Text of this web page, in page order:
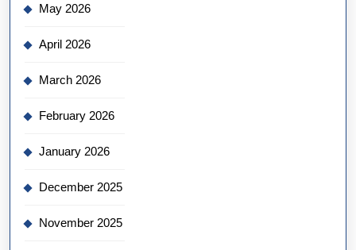
May 2026
April 2026
March 2026
February 2026
January 2026
December 2025
November 2025